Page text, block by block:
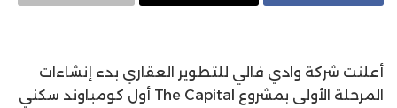
أعلنت شركة وادي فالي للتطوير العقاري بدء إنشاءات
المرحلة الأولى بمشروع The Capital أول كومباوند سكني